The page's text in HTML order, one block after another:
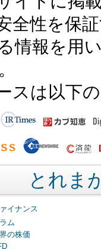
全性を保
情報を用
スは以下
とれま
イナンス
ム
の株価